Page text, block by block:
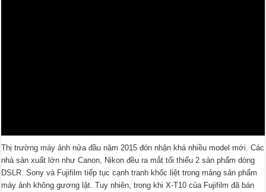
Thị trường máy ảnh nửa đầu năm 2015 đón nhận khá nhiều model mới. Các
nhà sản xuất lớn như Canon, Nikon đều ra mắt tối thiểu 2 sản phẩm dòng
DSLR. Sony và Fujifilm tiếp tục cạnh tranh khốc liệt trong mảng sản phẩm
máy ảnh không gương lật. Tuy nhiên, trong khi X-T10 của Fujifilm đã bán